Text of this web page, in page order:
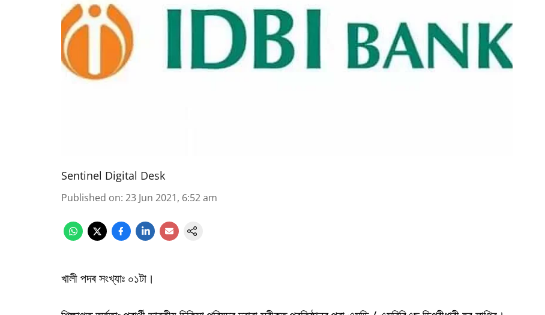
Sentinel Digital Desk
Published on: 23 Jun 2021, 6:52 am
খালী পদৰ সংখ্যাঃ ০১টা।